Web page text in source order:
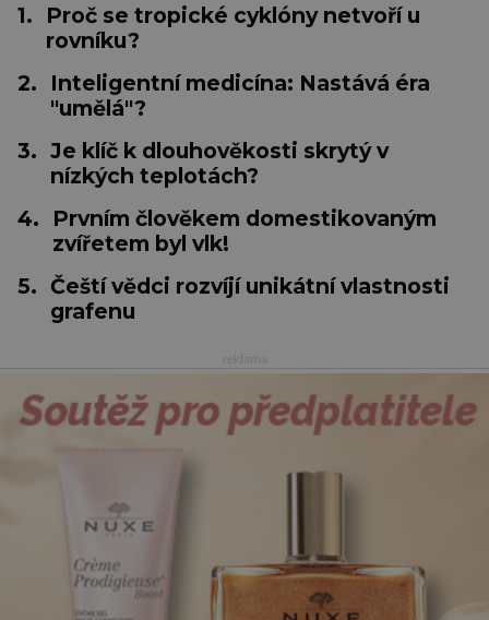
1.
Proč se tropické cyklóny netvoří u
rovníku?
2.
Inteligentní medicína: Nastává éra
"umělá"?
3. Je klíč k dlouhověkosti skrytý v
nízkých teplotách?
4.
Prvním člověkem domestikovaným
zvířetem byl vlk!
5. Čeští vědci rozvíjí unikátní vlastnosti
grafenu